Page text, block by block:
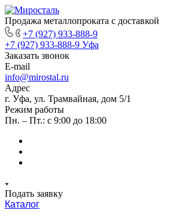
Продажа металлопроката с доставкой
+7 (927) 933-888-9
+7 (927) 933-888-9 Уфа
Заказать звонок
E-mail
info@mirostal.ru
Адрес
г. Уфа, ул. Трамвайная, дом 5/1
Режим работы
Пн. – Пт.: с 9:00 до 18:00
Подать заявку
Каталог